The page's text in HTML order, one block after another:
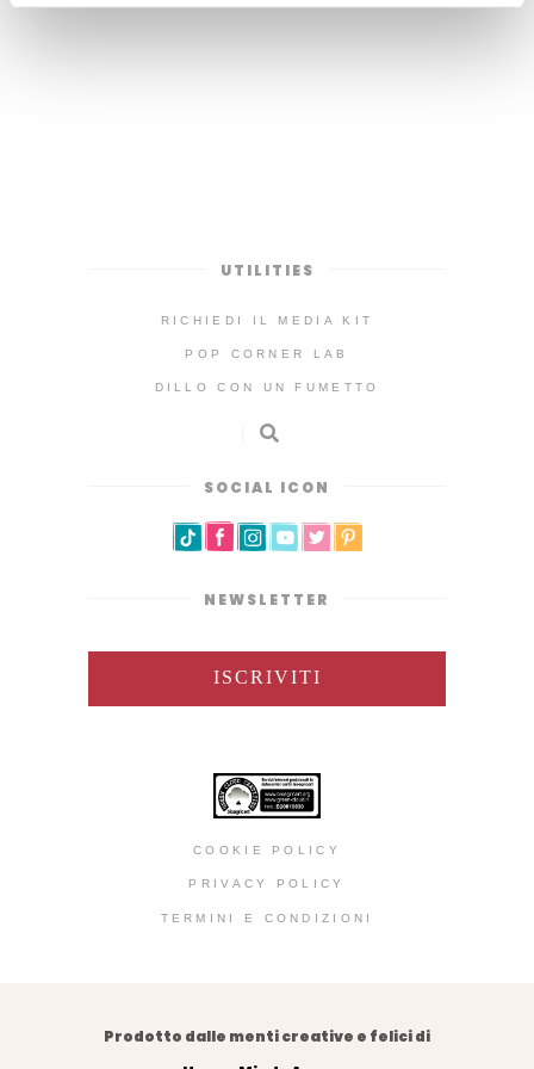
Seychelles ci ha invitati
UTILITIES
RICHIEDI IL MEDIA KIT
POP CORNER LAB
DILLO CON UN FUMETTO
SOCIAL ICON
NEWSLETTER
ISCRIVITI
COOKIE POLICY
PRIVACY POLICY
TERMINI E CONDIZIONI
Prodotto dalle menti creative e felici di